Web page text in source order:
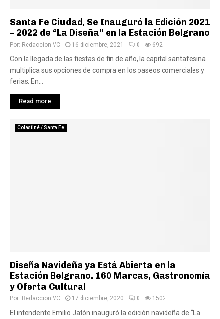
Santa Fe Ciudad, Se Inauguró la Edición 2021
– 2022 de “La Diseña” en la Estación Belgrano
Por: Redaccion VC 16 diciembre, 2021 0 692
Con la llegada de las fiestas de fin de año, la capital santafesina
multiplica sus opciones de compra en los paseos comerciales y
ferias. En...
Read more
Colastiné / Santa Fe
Diseña Navideña ya Está Abierta en la
Estación Belgrano. 160 Marcas, Gastronomía
y Oferta Cultural
Por: Redaccion VC 17 diciembre, 2020 0 1502
El intendente Emilio Jatón inauguró la edición navideña de “La